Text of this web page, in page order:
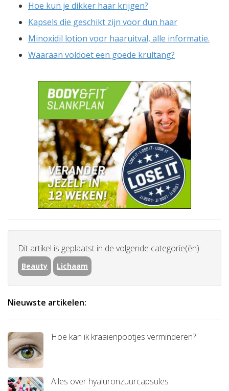
Hoe kun je dikker haar krijgen?
Kapsels die geschikt zijn voor dun haar
Minoxidil lotion voor haaruitval, alle informatie.
Waaraan voldoet een goede krultang?
Dit artikel is geplaatst in de volgende categorie(ën):
Beauty Lichaam
Nieuwste artikelen:
Hoe kan ik kraaienpootjes verminderen?
Alles over hyaluronzuurcapsules